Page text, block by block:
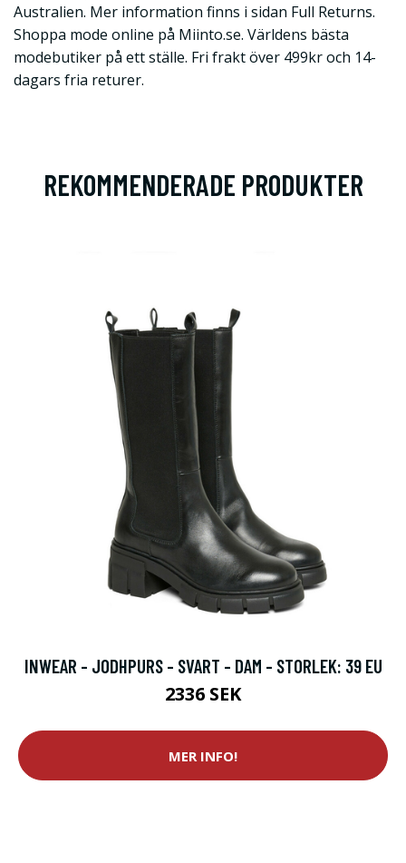
Australien. Mer information finns i sidan Full Returns.
Shoppa mode online på Miinto.se. Världens bästa
modebutiker på ett ställe. Fri frakt över 499kr och 14-
dagars fria returer.
REKOMMENDERADE PRODUKTER
INWEAR - JODHPURS - SVART - DAM - STORLEK: 39 EU
2336 SEK
MER INFO!